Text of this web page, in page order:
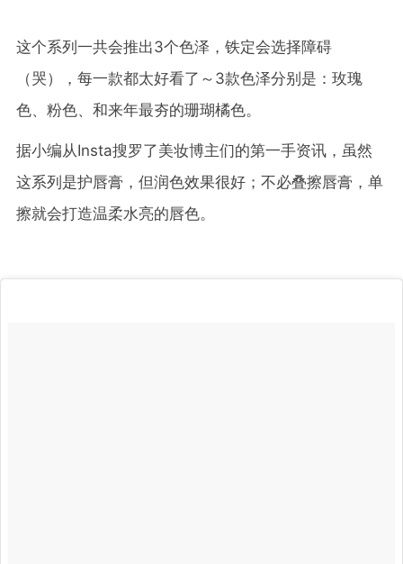
这个系列一共会推出3个色泽，铁定会选择障碍
（哭），每一款都太好看了～3款色泽分别是：玫瑰
色、粉色、和来年最夯的珊瑚橘色。
据小编从Insta搜罗了美妆博主们的第一手资讯，虽然
这系列是护唇膏，但润色效果很好；不必叠擦唇膏，单
擦就会打造温柔水亮的唇色。